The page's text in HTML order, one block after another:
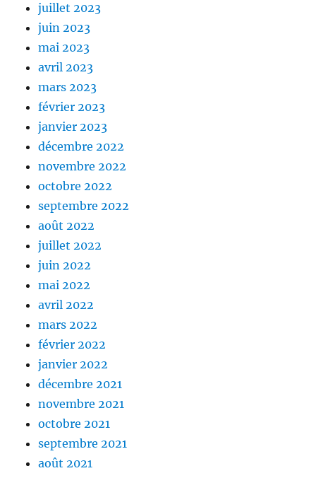
juillet 2023
juin 2023
mai 2023
avril 2023
mars 2023
février 2023
janvier 2023
décembre 2022
novembre 2022
octobre 2022
septembre 2022
août 2022
juillet 2022
juin 2022
mai 2022
avril 2022
mars 2022
février 2022
janvier 2022
décembre 2021
novembre 2021
octobre 2021
septembre 2021
août 2021